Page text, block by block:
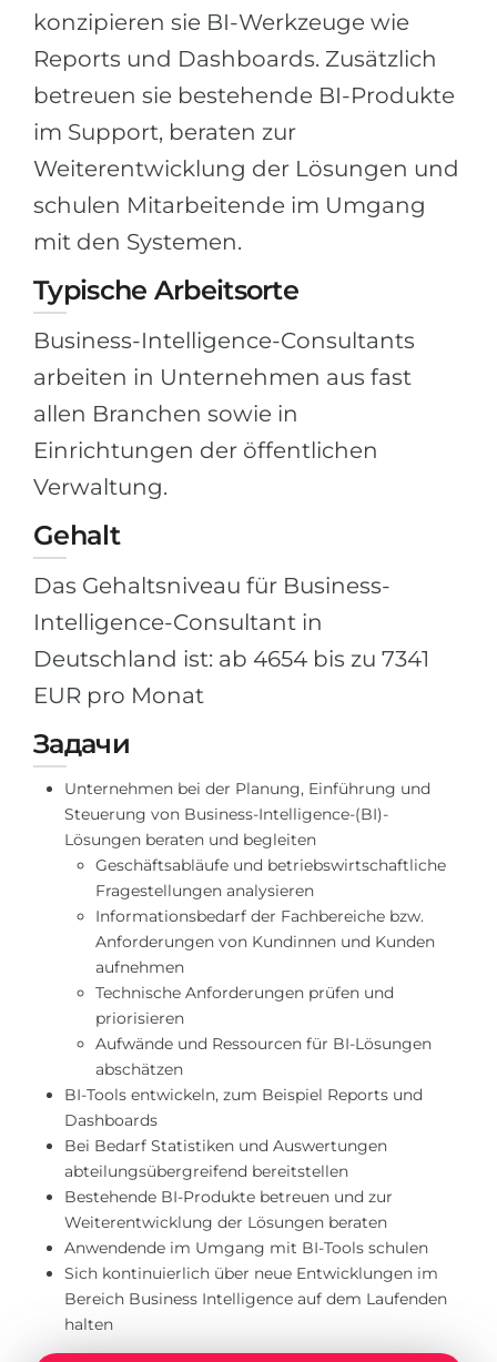
konzipieren sie BI-Werkzeuge wie
Reports und Dashboards. Zusätzlich
betreuen sie bestehende BI-Produkte
im Support, beraten zur
Weiterentwicklung der Lösungen und
schulen Mitarbeitende im Umgang
mit den Systemen.
Typische Arbeitsorte
Business-Intelligence-Consultants
arbeiten in Unternehmen aus fast
allen Branchen sowie in
Einrichtungen der öffentlichen
Verwaltung.
Gehalt
Das Gehaltsniveau für Business-
Intelligence-Consultant in
Deutschland ist: ab 4654 bis zu 7341
EUR pro Monat
Задачи
Unternehmen bei der Planung, Einführung und
Steuerung von Business-Intelligence-(BI)-
Lösungen beraten und begleiten
Geschäftsabläufe und betriebswirtschaftliche
Fragestellungen analysieren
Informationsbedarf der Fachbereiche bzw.
Anforderungen von Kundinnen und Kunden
aufnehmen
Technische Anforderungen prüfen und
priorisieren
Aufwände und Ressourcen für BI-Lösungen
abschätzen
BI-Tools entwickeln, zum Beispiel Reports und
Dashboards
Bei Bedarf Statistiken und Auswertungen
abteilungsübergreifend bereitstellen
Bestehende BI-Produkte betreuen und zur
Weiterentwicklung der Lösungen beraten
Anwendende im Umgang mit BI-Tools schulen
Sich kontinuierlich über neue Entwicklungen im
Bereich Business Intelligence auf dem Laufenden
halten